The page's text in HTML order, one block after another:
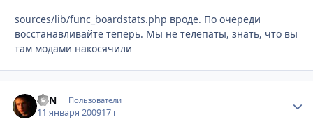
sources/lib/func_boardstats.php вроде. По очереди
восстанавливайте теперь. Мы не телепаты, знать, что вы
там модами накосячили
EVN Пользователи
11 января 200917 г